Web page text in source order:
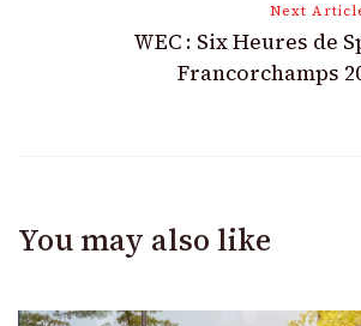
Next
WEC : Six Heures de
Francorchamps
You may also like